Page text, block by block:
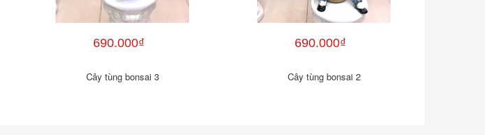
690.000₫
Cây tùng bonsai 3
690.000₫
Cây tùng bonsai 2